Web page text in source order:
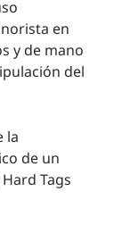
en
y de mano
del
la
de un
Tags